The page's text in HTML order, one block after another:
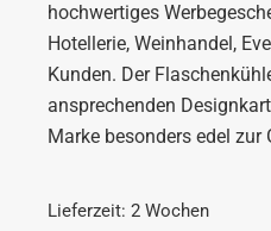
hochwertiges
Hotellerie, Weinhandel,
Kunden. Der
ansprechenden
Marke besonders edel zur
Lieferzeit: 2 Wochen